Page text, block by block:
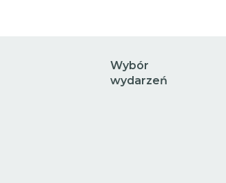
Wybór
wydarzeń